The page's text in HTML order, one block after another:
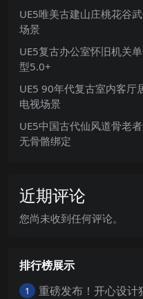
UE5唯美古建山庄桃花谷
场景
UE5复古办公室怀旧机关
型5.0+
UE5 90年代复古室内客厅
电视场景
UE5中国古代仙风道骨老
无骨骼绑定
近期评论
您尚未收到任何评论。
排行榜展示
1 重磅发布！开心设计